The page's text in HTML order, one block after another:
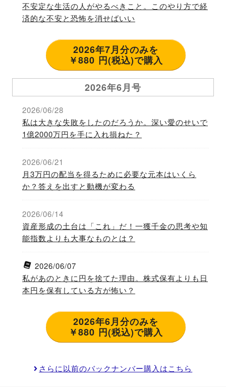
不安定な生活の人がやるべきこと。このやり方で経
済的な不安と恐怖を消せばいい
2026年7月分のみを
￥880 円(税込)で購入
2026年6月号
2026/06/28
私は大きな失敗をしたのだろうか。深い愛のせいで
1億2000万円を手に入れ損ねた？
2026/06/21
月3万円の配当を得るために必要な元本はいくら
か？答えを出すと動機が変わる
2026/06/14
資産形成の土台は「これ」だ！一獲千金の思考や知
能指数よりも大事なものとは？
2026/06/07
私があのときに円を捨てた理由。株式保有よりも日
本円を保有している方が怖い？
2026年6月分のみを
￥880 円(税込)で購入
さらに以前のバックナンバー購入はこちら